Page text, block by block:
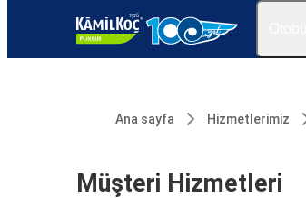
Ana sayfa Hizmetlerimiz
Müşteri Hizmetleri